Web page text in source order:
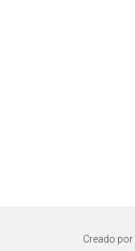
Creado por